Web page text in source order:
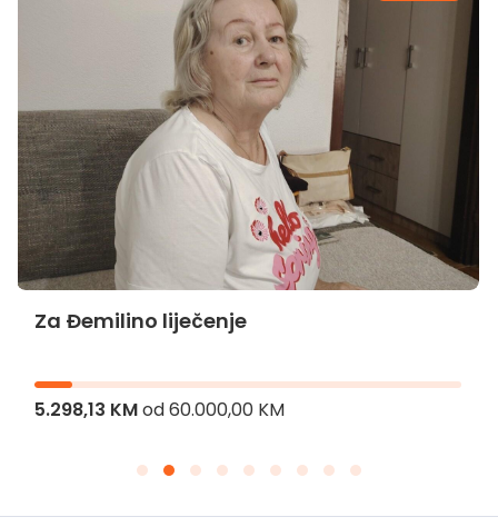
Za Đemilino liječenje
5.298,13 KMod60.000,00 KM